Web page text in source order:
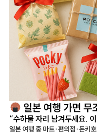
일본 여행 가면
“수하물 자리 남겨두세요.
일본 여행 중 마트·편의점·돈키